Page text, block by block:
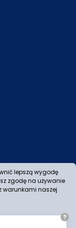
lepszą wygodę
zgodę na używanie
warunkami naszej
?